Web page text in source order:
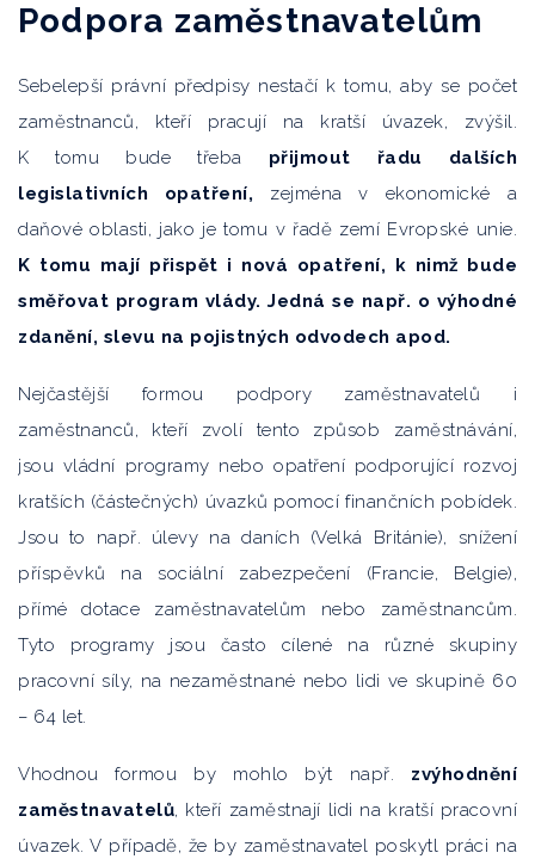
Podpora zaměstnavatelům
Sebelepší právní předpisy nestačí k tomu, aby se počet
zaměstnanců, kteří pracují na kratší úvazek, zvýšil.
K tomu bude třeba přijmout řadu dalších
legislativních opatření, zejména v ekonomické a
daňové oblasti, jako je tomu v řadě zemí Evropské unie.
K tomu mají přispět i nová opatření, k nimž bude
směřovat program vlády. Jedná se např. o výhodné
zdanění, slevu na pojistných odvodech apod.
Nejčastější formou podpory zaměstnavatelů i
zaměstnanců, kteří zvolí tento způsob zaměstnávání,
jsou vládní programy nebo opatření podporující rozvoj
kratších (částečných) úvazků pomocí finančních pobídek.
Jsou to např. úlevy na daních (Velká Británie), snížení
příspěvků na sociální zabezpečení (Francie, Belgie),
přímé dotace zaměstnavatelům nebo zaměstnancům.
Tyto programy jsou často cílené na různé skupiny
pracovní síly, na nezaměstnané nebo lidi ve skupině 60
– 64 let.
Vhodnou formou by mohlo být např. zvýhodnění
zaměstnavatelů, kteří zaměstnají lidi na kratší pracovní
úvazek. V případě, že by zaměstnavatel poskytl práci na